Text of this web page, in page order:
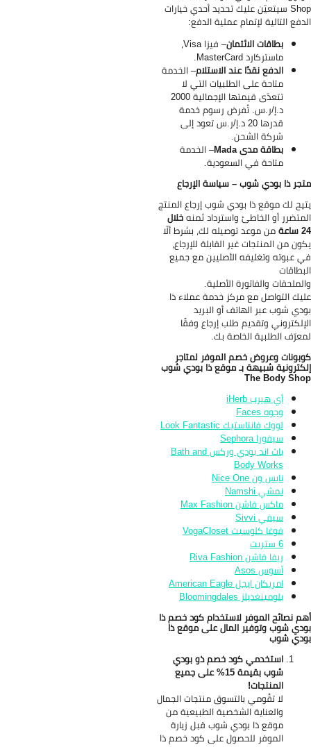
Shop سيتعيّن عليك تحديد أحدي خيارات
التالية لإتمام عملية الدفع:
بطاقات الائتمان– فيزا Visa،
ماستركارد MasterCard.
الدفع نقدًا عند الاستلام–الخدمة
متاحة على الطلبيات التي لا
تتعدّى قيمتها الإجمالية 2000
د.إ/ر.س. تُفرض رسوم خدمة
قدرها 20 د.إ/ر.س تعود إلى
شركة الشحن.
بطاقة مدى Mada –الخدمة
متاحة في السعودية.
ذا بودي شوب – سياسة الإرجاع
لك موقع ذا بودي شوب إرجاع المنتج
أو الخاطئ واسترداد ثمنهخلال
من موعد توصيله لك، بشرط ألّا
من المنتجات غير القابلة للإرجاع،
عبوته وتغليفه الأصليين مع جميع
والفاتورة الأصلية.
التواصل مع مركز خدمة عملاء ذا
شوب عبر الهاتف أو البريد
وتقديم طلب إرجاع وفقًا
الطلبية الخاصة بك.
وعروض خصم الموفر لمتاجر
شبيهة بـ موقع ذا بودي شوب
The Body
أي هيرب iHerb
وجوه Faces
لووك فانتاستيك Look Fantastic
سيفورا Sephora
باث اند بودي وركس Bath and
Body Works
نايس ون Nice One
نمشي Namshi
ماكس فاشن Max Fashion
سيفي Sivvi
فوغا كلوسيت VogaCloset
ريفا فاشن Riva Fashion
أسوس Asos
امريكان ايجل American Eagle
بلومينغديلز Bloomingdales
نصائح الموفر لاستخدام كود خصم ذا
شوب وتوفير المالعلىموقع ذا
شوب
استخدمي كود خصم ذو بودي
شوب بقيمة 15% على جميع
المنتجات!
لا تقُومي بالتسوق منتجات الجمال
والعناية الشخصية الطبيعية من
موقع ذا بودي شوب قبل زيارة
الموفر للحصول على كود خصم ذا